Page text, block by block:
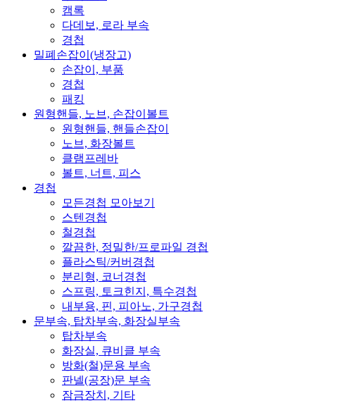
캠록
다데보, 로라 부속
경첩
밀폐손잡이(냉장고)
손잡이, 부품
경첩
패킹
원형핸들, 노브, 손잡이볼트
원형핸들, 핸들손잡이
노브, 화장볼트
클램프레바
볼트, 너트, 피스
경첩
모든경첩 모아보기
스텐경첩
철경첩
깔끔한, 정밀한/프로파일 경첩
플라스틱/커버경첩
분리형, 코너경첩
스프링, 토크힌지, 특수경첩
내부용, 핀, 피아노, 가구경첩
문부속, 탑차부속, 화장실부속
탑차부속
화장실, 큐비클 부속
방화(철)문용 부속
판넬(공장)문 부속
잠금장치, 기타